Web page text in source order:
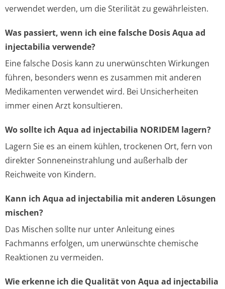
verwendet werden, um die Sterilität zu gewährleisten.
Was passiert, wenn ich eine falsche Dosis Aqua ad
injectabilia verwende?
Eine falsche Dosis kann zu unerwünschten Wirkungen
führen, besonders wenn es zusammen mit anderen
Medikamenten verwendet wird. Bei Unsicherheiten
immer einen Arzt konsultieren.
Wo sollte ich Aqua ad injectabilia NORIDEM lagern?
Lagern Sie es an einem kühlen, trockenen Ort, fern von
direkter Sonneneinstrahlung und außerhalb der
Reichweite von Kindern.
Kann ich Aqua ad injectabilia mit anderen Lösungen
mischen?
Das Mischen sollte nur unter Anleitung eines
Fachmanns erfolgen, um unerwünschte chemische
Reaktionen zu vermeiden.
Wie erkenne ich die Qualität von Aqua ad injectabilia